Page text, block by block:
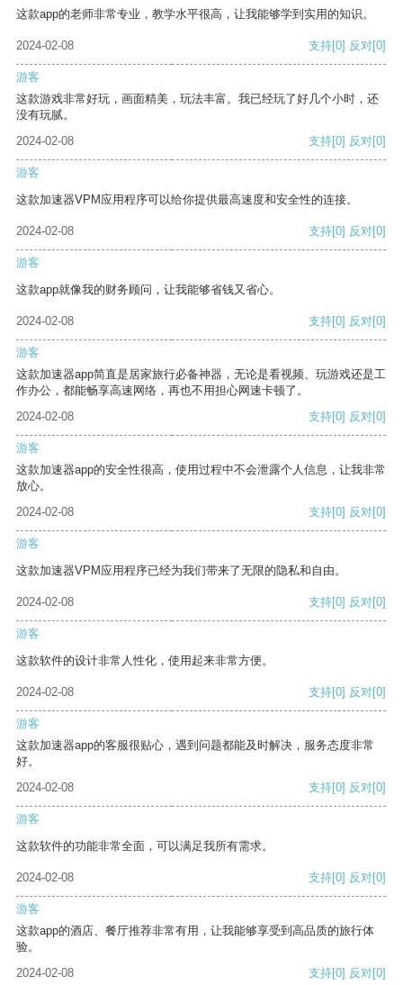
这款app的老师非常专业，教学水平很高，让我能够学到实用的知识。
2024-02-08 支持[0] 反对[0]
游客
这款游戏非常好玩，画面精美，玩法丰富。我已经玩了好几个小时，还
没有玩腻。
2024-02-08
支持[0] 反对[0]
游客
这款加速器VPM应用程序可以给你提供最高速度和安全性的连接。
2024-02-08 支持[0] 反对[0]
游客
这款app就像我的财务顾问，让我能够省钱又省心。
2024-02-08 支持[0] 反对[0]
游客
这款加速器app简直是居家旅行必备神器，无论是看视频、玩游戏还是工
作办公，都能畅享高速网络，再也不用担心网速卡顿了。
2024-02-08
支持[0] 反对[0]
游客
这款加速器app的安全性很高，使用过程中不会泄露个人信息，让我非常
放心。
2024-02-08
支持[0] 反对[0]
游客
这款加速器VPM应用程序已经为我们带来了无限的隐私和自由。
2024-02-08 支持[0] 反对[0]
游客
这款软件的设计非常人性化，使用起来非常方便。
2024-02-08 支持[0] 反对[0]
游客
这款加速器app的客服很贴心，遇到问题都能及时解决，服务态度非常
好。
2024-02-08
支持[0] 反对[0]
游客
这款软件的功能非常全面，可以满足我所有需求。
2024-02-08 支持[0] 反对[0]
游客
这款app的酒店、餐厅推荐非常有用，让我能够享受到高品质的旅行体
验。
2024-02-08
支持[0] 反对[0]